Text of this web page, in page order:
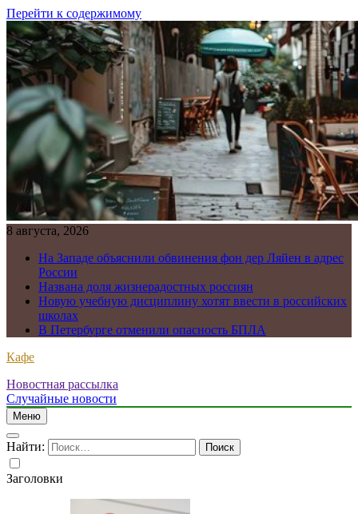
Перейти к содержимому
8 августа, 2026
На Западе объяснили обвинения фон дер Ляйен в адрес
России
Названа доля жизнерадостных россиян
Новую учебную дисциплину хотят ввести в российских
школах
В Петербурге отменили опасность БПЛА
Кафе
Новостная рассылка
Случайные новости
Меню
Найти:
Заголовки